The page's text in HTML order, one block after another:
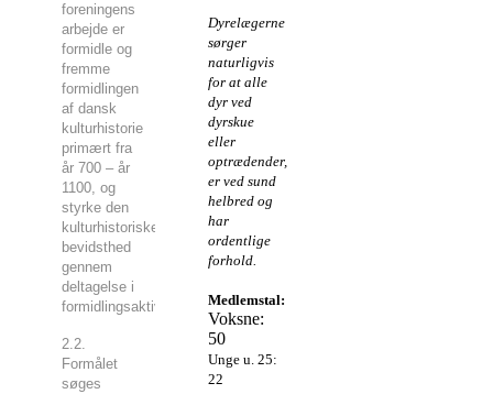
foreningens
arbejde er
formidle og
fremme
formidlingen
af dansk
kulturhistorie
primært fra
år 700 – år
1100, og
styrke den
kulturhistoriske
bevidsthed
gennem
deltagelse i
formidlingsaktiviteter.
2.2.
Formålet
søges
Dyrelægerne
sørger
naturligvis
for at alle
dyr ved
dyrskue
eller
optrædender,
er ved sund
helbred og
har
ordentlige
forhold.
Medlemstal:
Voksne:
50
Unge u. 25:
22